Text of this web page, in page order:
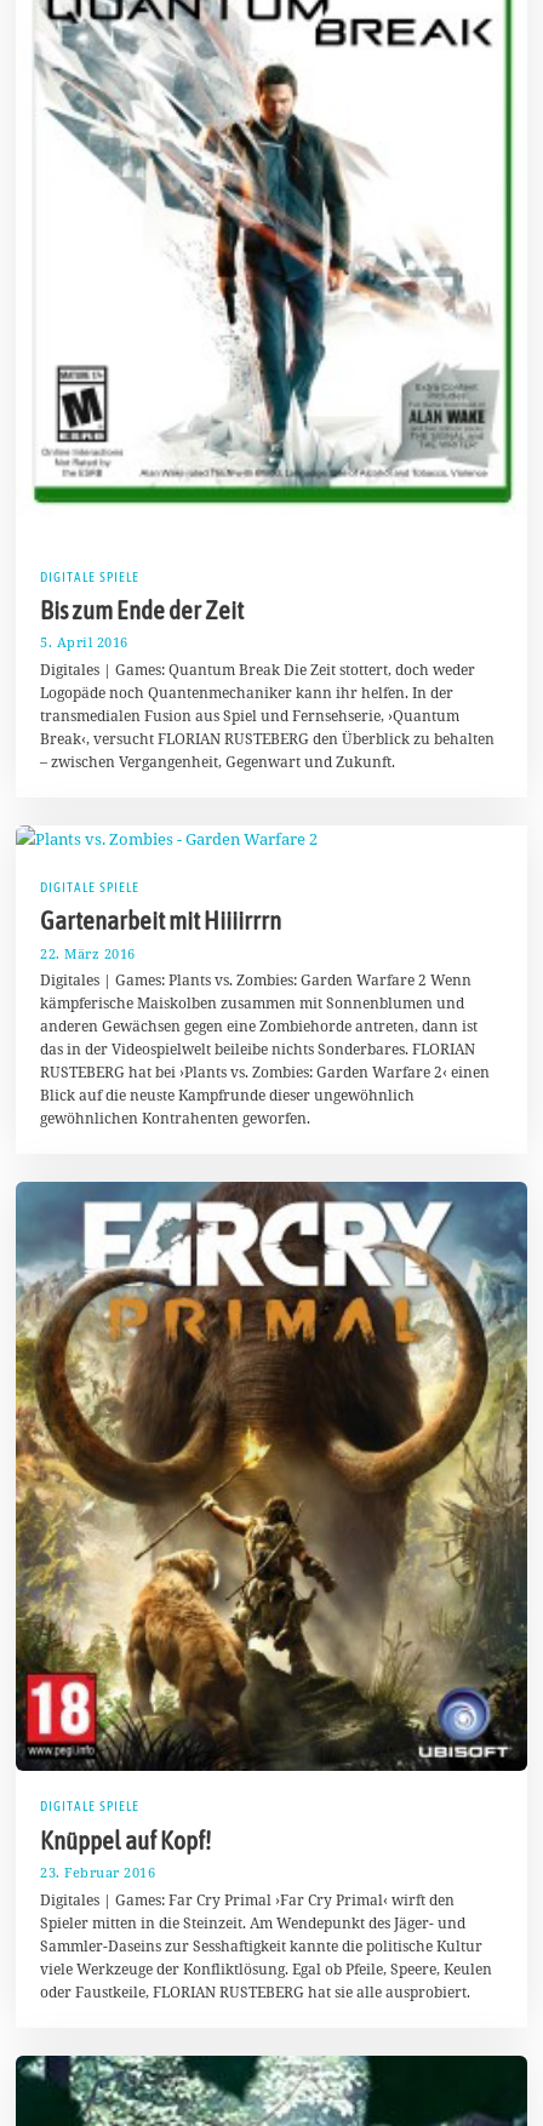
DIGITALE SPIELE
Bis zum Ende der Zeit
5. April 2016
.
J
u
n
2
Digitales | Games: Quantum Break Die Zeit stottert, doch weder
Logopäde noch Quantenmechaniker kann ihr helfen. In der
transmedialen Fusion aus Spiel und Fernsehserie, ›Quantum
Break‹, versucht FLORIAN RUSTEBERG den Überblick zu behalten
– zwischen Vergangenheit, Gegenwart und Zukunft.
DIGITALE SPIELE
Gartenarbeit mit Hiiiirrrn
22. März 2016
.
M
a
i
0
1
6
Digitales | Games: Plants vs. Zombies: Garden Warfare 2 Wenn
kämpferische Maiskolben zusammen mit Sonnenblumen und
anderen Gewächsen gegen eine Zombiehorde antreten, dann ist
das in der Videospielwelt beileibe nichts Sonderbares. FLORIAN
RUSTEBERG hat bei ›Plants vs. Zombies: Garden Warfare 2‹ einen
Blick auf die neuste Kampfrunde dieser ungewöhnlich
gewöhnlichen Kontrahenten geworfen.
DIGITALE SPIELE
Knüppel auf Kopf!
23. Februar 2016
.
A
p
r
l
1
6
Digitales | Games: Far Cry Primal ›Far Cry Primal‹ wirft den
Spieler mitten in die Steinzeit. Am Wendepunkt des Jäger- und
Sammler-Daseins zur Sesshaftigkeit kannte die politische Kultur
viele Werkzeuge der Konfliktlösung. Egal ob Pfeile, Speere, Keulen
oder Faustkeile, FLORIAN RUSTEBERG hat sie alle ausprobiert.